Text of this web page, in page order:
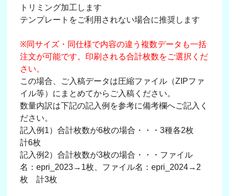
トリミング加工します
テンプレートをご利用されない場合に推奨します
※同サイズ・同仕様で内容の違う複数データも一括
注文が可能です。印刷される合計枚数をご選択くだ
さい。
この場合、ご入稿データは圧縮ファイル（ZIPファ
イル等）にまとめてからご入稿ください。
数量内訳は下記の記入例を参考に備考欄へご記入く
ださい。
記入例1）合計枚数が6枚の場合・・・3種各2枚
計6枚
記入例2）合計枚数が3枚の場合・・・ファイル
名：epri_2023→1枚、ファイル名：epri_2024→2
枚 計3枚